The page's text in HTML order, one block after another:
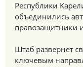
Республики
объединились
правозащитники
Штаб развернет
ключевым